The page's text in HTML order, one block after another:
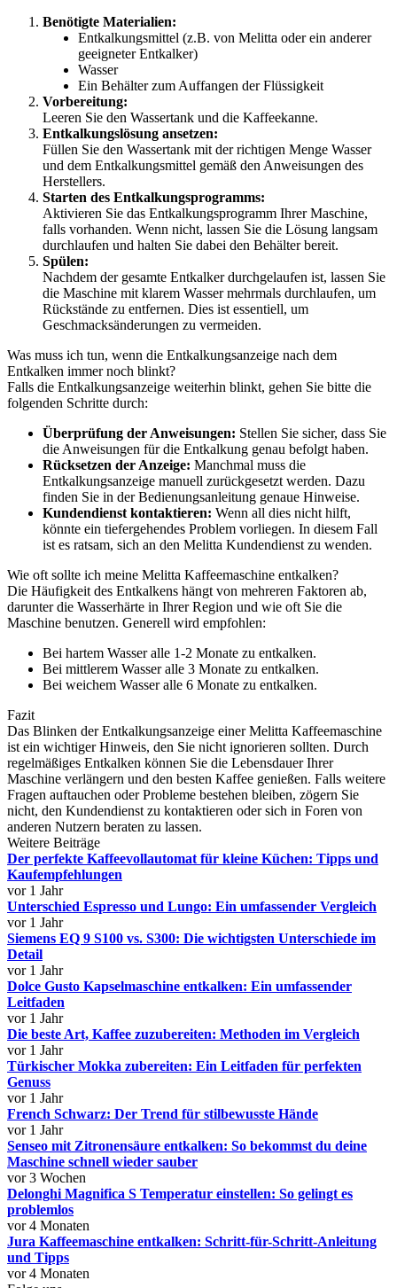
Benötigte Materialien:
Entkalkungsmittel (z.B. von Melitta oder ein anderer
geeigneter Entkalker)
Wasser
Ein Behälter zum Auffangen der Flüssigkeit
Vorbereitung:
Leeren Sie den Wassertank und die Kaffeekanne.
Entkalkungslösung ansetzen:
Füllen Sie den Wassertank mit der richtigen Menge Wasser
und dem Entkalkungsmittel gemäß den Anweisungen des
Herstellers.
Starten des Entkalkungsprogramms:
Aktivieren Sie das Entkalkungsprogramm Ihrer Maschine,
falls vorhanden. Wenn nicht, lassen Sie die Lösung langsam
durchlaufen und halten Sie dabei den Behälter bereit.
Spülen:
Nachdem der gesamte Entkalker durchgelaufen ist, lassen Sie
die Maschine mit klarem Wasser mehrmals durchlaufen, um
Rückstände zu entfernen. Dies ist essentiell, um
Geschmacksänderungen zu vermeiden.
Was muss ich tun, wenn die Entkalkungsanzeige nach dem
Entkalken immer noch blinkt?
Falls die Entkalkungsanzeige weiterhin blinkt, gehen Sie bitte die
folgenden Schritte durch:
Überprüfung der Anweisungen: Stellen Sie sicher, dass Sie
die Anweisungen für die Entkalkung genau befolgt haben.
Rücksetzen der Anzeige: Manchmal muss die
Entkalkungsanzeige manuell zurückgesetzt werden. Dazu
finden Sie in der Bedienungsanleitung genaue Hinweise.
Kundendienst kontaktieren: Wenn all dies nicht hilft,
könnte ein tiefergehendes Problem vorliegen. In diesem Fall
ist es ratsam, sich an den Melitta Kundendienst zu wenden.
Wie oft sollte ich meine Melitta Kaffeemaschine entkalken?
Die Häufigkeit des Entkalkens hängt von mehreren Faktoren ab,
darunter die Wasserhärte in Ihrer Region und wie oft Sie die
Maschine benutzen. Generell wird empfohlen:
Bei hartem Wasser alle 1-2 Monate zu entkalken.
Bei mittlerem Wasser alle 3 Monate zu entkalken.
Bei weichem Wasser alle 6 Monate zu entkalken.
Fazit
Das Blinken der Entkalkungsanzeige einer Melitta Kaffeemaschine
ist ein wichtiger Hinweis, den Sie nicht ignorieren sollten. Durch
regelmäßiges Entkalken können Sie die Lebensdauer Ihrer
Maschine verlängern und den besten Kaffee genießen. Falls weitere
Fragen auftauchen oder Probleme bestehen bleiben, zögern Sie
nicht, den Kundendienst zu kontaktieren oder sich in Foren von
anderen Nutzern beraten zu lassen.
Weitere Beiträge
Der perfekte Kaffeevollautomat für kleine Küchen: Tipps und
Kaufempfehlungen
vor 1 Jahr
Unterschied Espresso und Lungo: Ein umfassender Vergleich
vor 1 Jahr
Siemens EQ 9 S100 vs. S300: Die wichtigsten Unterschiede im
Detail
vor 1 Jahr
Dolce Gusto Kapselmaschine entkalken: Ein umfassender
Leitfaden
vor 1 Jahr
Die beste Art, Kaffee zuzubereiten: Methoden im Vergleich
vor 1 Jahr
Türkischer Mokka zubereiten: Ein Leitfaden für perfekten
Genuss
vor 1 Jahr
French Schwarz: Der Trend für stilbewusste Hände
vor 1 Jahr
Senseo mit Zitronensäure entkalken: So bekommst du deine
Maschine schnell wieder sauber
vor 3 Wochen
Delonghi Magnifica S Temperatur einstellen: So gelingt es
problemlos
vor 4 Monaten
Jura Kaffeemaschine entkalken: Schritt-für-Schritt-Anleitung
und Tipps
vor 4 Monaten